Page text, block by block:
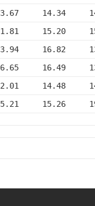
14.34
15.20
16.82
16.49
14.48
15.26